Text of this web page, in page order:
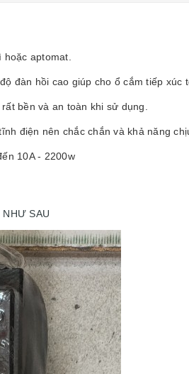
aptomat.
đàn hồi cao giúp cho ổ cắm tiếp xúc
bền và an toàn khi sử dụng.
điện nên chắc chắn và khả năng
10A - 2200w
NHƯ SAU